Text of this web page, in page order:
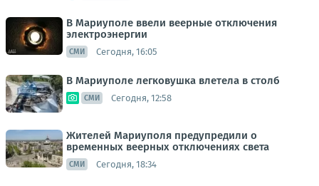
В Мариуполе ввели веерные отключения
электроэнергии
СМИ Сегодня, 16:05
В Мариуполе легковушка влетела в столб
СМИ Сегодня, 12:58
Жителей Мариуполя предупредили о
временных веерных отключениях света
СМИ Сегодня, 18:34